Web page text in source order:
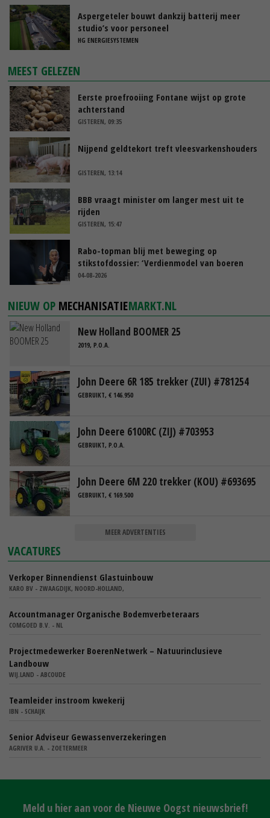
Aspergeteler bouwt dankzij batterij meer
studio’s voor personeel
HG ENERGIESYSTEMEN
MEEST GELEZEN
Eerste proefrooiing Fontane wijst op grote
achterstand
GISTEREN, 09:35
Nijpend geldtekort treft vleesvarkenshouders
GISTEREN, 13:14
BBB vraagt minister om langer mest uit te
rijden
GISTEREN, 15:47
Rabo-topman blij met beweging op
stikstofdossier: ‘Verdienmodel van boeren
blijft cruciaal’
04-08-2026
NIEUW OP MECHANISATIEMARKT.NL
New Holland BOOMER 25
2019, P.O.A.
John Deere 6R 185 trekker (ZUI) #781254
GEBRUIKT, € 146.950
John Deere 6100RC (ZIJ) #703953
GEBRUIKT, P.O.A.
John Deere 6M 220 trekker (KOU) #693695
GEBRUIKT, € 169.500
MEER ADVERTENTIES
VACATURES
Verkoper Binnendienst Glastuinbouw
KARO BV - ZWAAGDIJK, NOORD-HOLLAND,
Accountmanager Organische Bodemverbeteraars
COMGOED B.V. - NL
Projectmedewerker BoerenNetwerk – Natuurinclusieve
Landbouw
WIJ.LAND - ABCOUDE
Teamleider instroom kwekerij
IBN - SCHAIJK
Senior Adviseur Gewassenverzekeringen
AGRIVER U.A. - ZOETERMEER
Meld u hier aan voor de Nieuwe Oogst nieuwsbrief!